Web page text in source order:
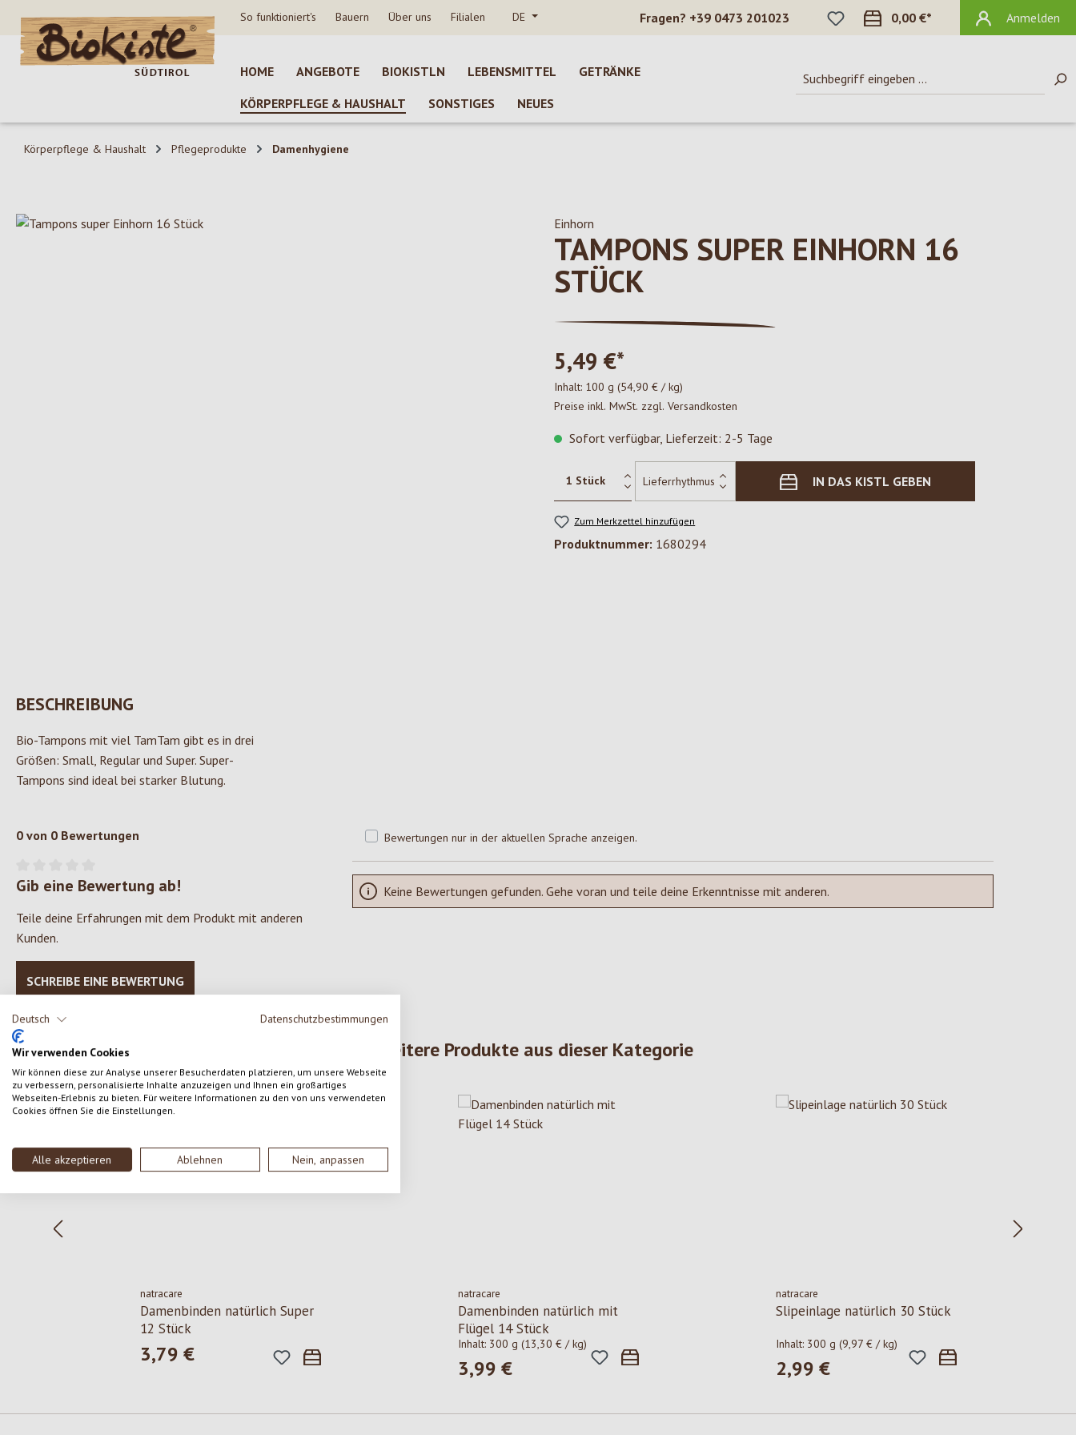
Deutsch Datenschutzbestimmungen
Wir verwenden Cookies
Wir können diese zur Analyse unserer Besucherdaten platzieren, um unsere Webseite
zu verbessern, personalisierte Inhalte anzuzeigen und Ihnen ein großartiges
Webseiten-Erlebnis zu bieten. Für weitere Informationen zu den von uns verwendeten
Cookies öffnen Sie die Einstellungen.
Alle akzeptieren Ablehnen Nein, anpassen
Hauptinhalt springen
Zur Suche springen
Zur Hauptnavigation springen So funktioniert's Bauern Über uns Filialen DE Fragen? +39 0473 201023
DU HAST 0 PRODUKTE AUF DEM
0,00 €* Anmelden
HOME ANGEBOTE BIOKISTLN LEBENSMITTEL
GETRÄNKE
KÖRPERPFLEGE & HAUSHALT
SONSTIGES NEUES
Körperpflege & Haushalt Pflegeprodukte Damenhygiene
Bildergalerie überspringen Einhorn
TAMPONS SUPER EINHORN 16
STÜCK
5,49 €*
Inhalt: 100 g (54,90 € / kg)
Preise inkl. MwSt. zzgl. Versandkosten
Sofort verfügbar, Lieferzeit: 2-5 Tage
IN DAS KISTL GEBEN
Zum Merkzettel hinzufügen
Produktnummer: 1680294
BESCHREIBUNG
Bio-Tampons mit viel TamTam gibt es in drei
Größen: Small, Regular und Super. Super-
Tampons sind ideal bei starker Blutung.
0 von 0 Bewertungen
Durchschnittliche Bewertung von 0 von 5 Sternen
Gib eine Bewertung ab!
Teile deine Erfahrungen mit dem Produkt mit anderen
Kunden.
SCHREIBE EINE BEWERTUNG
Bewertungen nur in der aktuellen Sprache anzeigen.
Keine Bewertungen gefunden. Gehe voran und teile deine Erkenntnisse mit anderen.
Weitere Produkte aus dieser Kategorie
Produktgalerie überspringen
natracare
Damenbinden natürlich Super
12 Stück
Regulärer Preis:
3,79 €
natracare
Damenbinden natürlich mit
Flügel 14 Stück
Inhalt: 300 g (13,30 € / kg)
Regulärer Preis:
3,99 €
natracare
Slipeinlage natürlich 30 Stück
Inhalt: 300 g (9,97 € / kg)
Regulärer Preis:
2,99 €